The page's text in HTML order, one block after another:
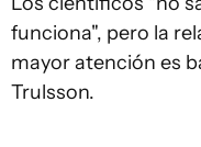
funciona", pero la
mayor atención es
Trulsson.